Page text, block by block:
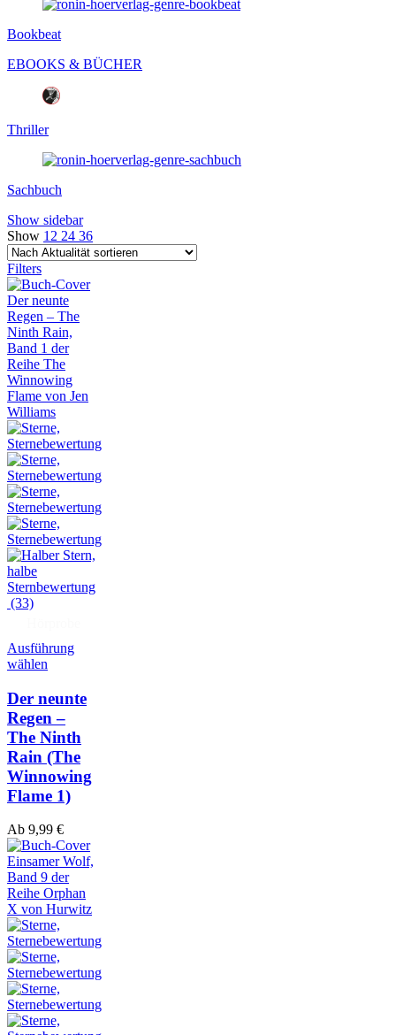
Bookbeat
EBOOKS & BÜCHER
Thriller
Sachbuch
Show sidebar
Show 12 24 36
Filters
(33)
Ausführung
wählen
Der neunte
Regen –
The Ninth
Rain (The
Winnowing
Flame 1)
Ab 9,99 €